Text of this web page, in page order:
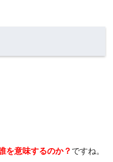
を意味するのか？ ですね。